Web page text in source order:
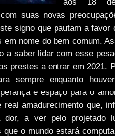
suas novas
signo que pautam a favor
nome do bem comum.
a saber lidar com esse
prestes a entrar em 2021.
sempre enquanto
e espaço para o
real amadurecimento que,
dor, a ver pelo projetado
o mundo estará